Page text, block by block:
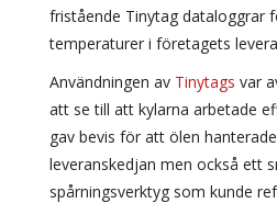
fristående Tinytag dataloggrar
temperaturer i företagets
Användningen av Tinytags var
att se till att kylarna arbetade
gav bevis för att ölen
leveranskedjan men också ett
spårningsverktyg som kunde